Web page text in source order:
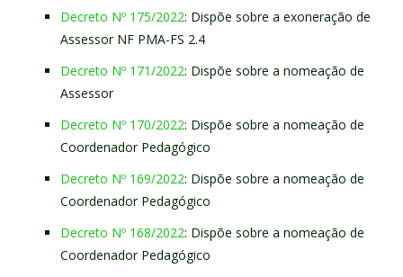
Decreto Nº 175/2022: Dispõe sobre a exoneração de
Assessor NF PMA-FS 2.4
Decreto Nº 171/2022: Dispõe sobre a nomeação de
Assessor
Decreto Nº 170/2022: Dispõe sobre a nomeação de
Coordenador Pedagógico
Decreto Nº 169/2022: Dispõe sobre a nomeação de
Coordenador Pedagógico
Decreto Nº 168/2022: Dispõe sobre a nomeação de
Coordenador Pedagógico